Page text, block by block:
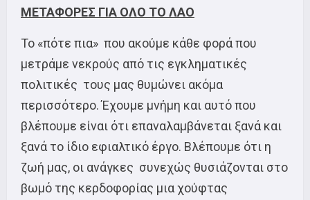
ΜΕΤΑΦΟΡΕΣ ΓΙΑ ΟΛΟ ΤΟ ΛΑΟ
Το «πότε πια» που ακούμε κάθε φορά που
μετράμε νεκρούς από τις εγκληματικές
πολιτικές τους μας θυμώνει ακόμα
περισσότερο. Έχουμε μνήμη και αυτό που
βλέπουμε είναι ότι επαναλαμβάνεται ξανά και
ξανά το ίδιο εφιαλτικό έργο. Βλέπουμε ότι η
ζωή μας, οι ανάγκες συνεχώς θυσιάζονται στο
βωμό της κερδοφορίας μια χούφτας